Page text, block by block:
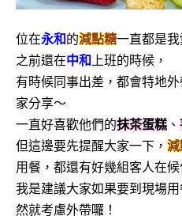
位在永和的減點糖一直都是我
之前還在中和 上班的時候，
有時候同事出差，都會特地外
家分享～
一直好喜歡他們的抹茶蛋糕 、
但這邊要先提醒大家一下， 減
用餐，都還有好幾組客人在候
我是建議大家如果要到現場
然就考慮外帶囉！